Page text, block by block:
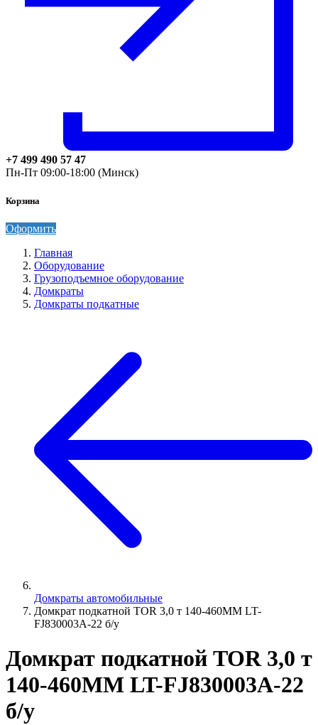
+7 499 490 57 47
Пн-Пт 09:00-18:00 (Минск)
Корзина
Оформить
Главная
Оборудование
Грузоподъемное оборудование
Домкраты
Домкраты подкатные
Домкраты автомобильные
Домкрат подкатной TOR 3,0 т 140-460MM LT-
FJ830003A-22 б/у
Домкрат подкатной TOR 3,0 т
140-460MM LT-FJ830003A-22
б/у